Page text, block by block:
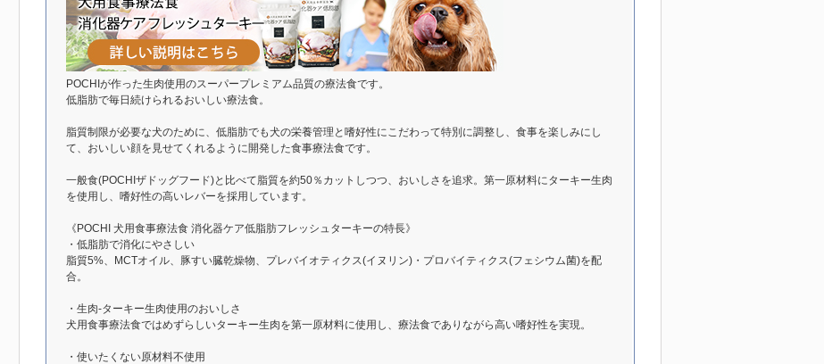
POCHIが作った生肉使用のスーパープレミアム品質の療法食です。
低脂肪で毎日続けられるおいしい療法食。
脂質制限が必要な犬のために、低脂肪でも犬の栄養管理と嗜好性にこだわって特別に調整し、食事を楽しみにし
て、おいしい顔を見せてくれるように開発した食事療法食です。
一般食(POCHIザドッグフード)と比べて脂質を約50％カットしつつ、おいしさを追求。第一原材料にターキー生肉
を使用し、嗜好性の高いレバーを採用しています。
《POCHI 犬用食事療法食 消化器ケア低脂肪フレッシュターキーの特長》
・低脂肪で消化にやさしい
脂質5%、MCTオイル、豚すい臓乾燥物、プレバイオティクス(イヌリン)・プロバイティクス(フェシウム菌)を配
合。
・生肉-ターキー生肉使用のおいしさ
犬用食事療法食ではめずらしいターキー生肉を第一原材料に使用し、療法食でありながら高い嗜好性を実現。
・使いたくない原材料不使用